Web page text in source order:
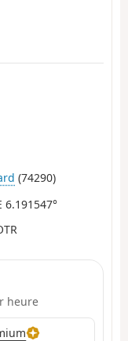
(74290)
6.191547°
heure